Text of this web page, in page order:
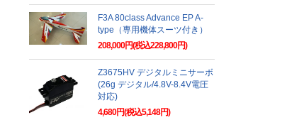
F3A 80class Advance EP A-
type（専用機体スーツ付き）
208,000円(税込228,800円)
Z3675HV デジタルミニサーボ
(26g デジタル/4.8V-8.4V電圧
対応)
4,680円(税込5,148円)